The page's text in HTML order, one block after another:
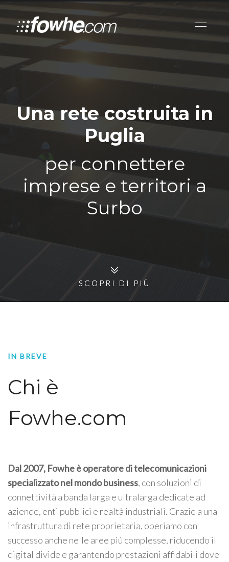
Una rete costruita in
Puglia
per connettere
imprese e territori a
Surbo
SCOPRI DI PIÙ
SCOPRI DI PIÙ
IN BREVE
Chi è
Fowhe.com
Dal 2007, Fowhe è operatore di telecomunicazioni
specializzato nel mondo business, con soluzioni di
connettività a banda larga e ultralarga dedicate ad
aziende, enti pubblici e realtà industriali. Grazie a una
infrastruttura di rete proprietaria, operiamo con
successo anche nelle aree più complesse, riducendo il
digital divide e garantendo prestazioni affidabili dove